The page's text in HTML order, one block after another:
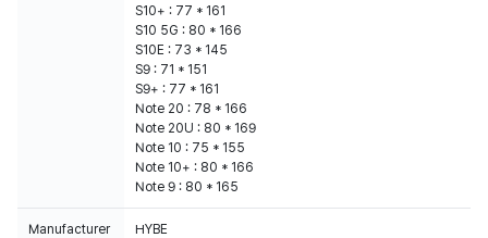
S10+ : 77 * 161
S10 5G : 80 * 166
S10E : 73 * 145
S9 : 71 * 151
S9+ : 77 * 161
Note 20 : 78 * 166
Note 20U : 80 * 169
Note 10 : 75 * 155
Note 10+ : 80 * 166
Note 9 : 80 * 165
Manufacturer HYBE